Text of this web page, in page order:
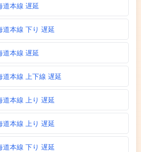
道本線 遅延
道本線 下り 遅延
道本線 遅延
道本線 上下線 遅延
道本線 上り 遅延
道本線 上り 遅延
道本線 下り 遅延